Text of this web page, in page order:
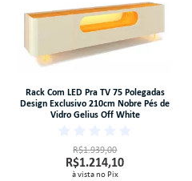
Rack Com LED Pra TV 75 Polegadas
Design Exclusivo 210cm Nobre Pés de
Vidro Gelius Off White
R$1.939,00
R$1.214,10
à vista no Pix